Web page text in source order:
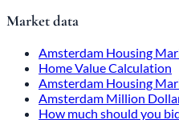
Market data
Amsterdam Housing
Home Value Calculation
Amsterdam Housing
Amsterdam Million
How much should you